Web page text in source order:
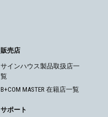
販売店
サインハウス製品取扱店一
覧
B+COM MASTER 在籍店一覧
サポート